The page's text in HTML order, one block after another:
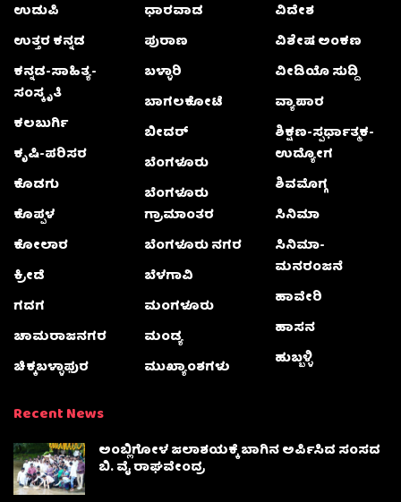
ಉಡುಪಿ
ಉತ್ತರ ಕನ್ನಡ
ಕನ್ನಡ-ಸಾಹಿತ್ಯ-
ಸಂಸ್ಕೃತಿ
ಕಲಬುರ್ಗಿ
ಕೃಷಿ-ಪರಿಸರ
ಕೊಡಗು
ಕೊಪ್ಪಳ
ಕೋಲಾರ
ಕ್ರೀಡೆ
ಗದಗ
ಚಾಮರಾಜನಗರ
ಚಿಕ್ಕಬಳ್ಳಾಫುರ
ಧಾರವಾಡ
ಪುರಾಣ
ಬಳ್ಳಾರಿ
ಬಾಗಲಕೋಟೆ
ಬೀದರ್
ಬೆಂಗಳೂರು
ಬೆಂಗಳೂರು
ಗ್ರಾಮಾಂತರ
ಬೆಂಗಳೂರು ನಗರ
ಬೆಳಗಾವಿ
ಮಂಗಳೂರು
ಮಂಡ್ಯ
ಮುಖ್ಯಾಂಶಗಳು
ವಿದೇಶ
ವಿಶೇಷ ಅಂಕಣ
ವೀಡಿಯೊ ಸುದ್ದಿ
ವ್ಯಾಪಾರ
ಶಿಕ್ಷಣ-ಸ್ಪರ್ಧಾತ್ಮಕ-
ಉದ್ಯೋಗ
ಶಿವಮೊಗ್ಗ
ಸಿನಿಮಾ
ಸಿನಿಮಾ-
ಮನರಂಜನೆ
ಹಾವೇರಿ
ಹಾಸನ
ಹುಬ್ಬಳ್ಳಿ
Recent News
ಅಂಬ್ಲಿಗೋಳ ಜಲಾಶಯಕ್ಕೆ ಬಾಗಿನ ಅರ್ಪಿಸಿದ ಸಂಸದ
ಬಿ. ವೈ ರಾಘವೇಂದ್ರ